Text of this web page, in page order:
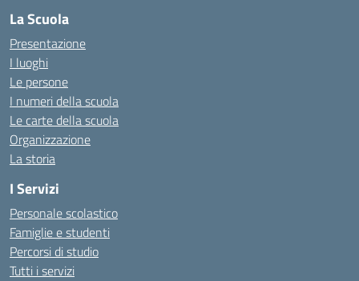
La Scuola
Presentazione
I luoghi
Le persone
I numeri della scuola
Le carte della scuola
Organizzazione
La storia
I Servizi
Personale scolastico
Famiglie e studenti
Percorsi di studio
Tutti i servizi